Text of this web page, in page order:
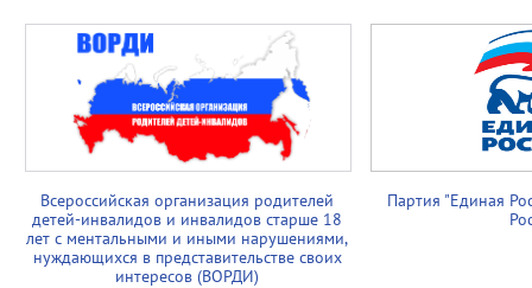
Всероссийская организация родителей
детей-инвалидов и инвалидов старше 18
лет с ментальными и иными нарушениями,
нуждающихся в представительстве своих
интересов (ВОРДИ)
Партия "Единая